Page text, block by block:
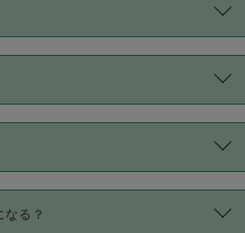
い場合は、延長機能をご利用くださ
相談し、合意の上事前申請すること
ざいません。
んで設定しています。
ー件数、レビューの平均値、などで
ています。
／AMERICAN EXPRESS／Diners
る？